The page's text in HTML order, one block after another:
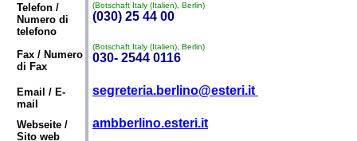
Telefon /
Numero di
telefono
(Botschaft Italy (Italien), Berlin)
(030) 25 44 00
Fax / Numero
di Fax
(Botschaft Italy (Italien), Berlin)
030- 2544 0116
Email / E-
mail
segreteria.berlino@esteri.it
Webseite /
Sito web
ambberlino.esteri.it